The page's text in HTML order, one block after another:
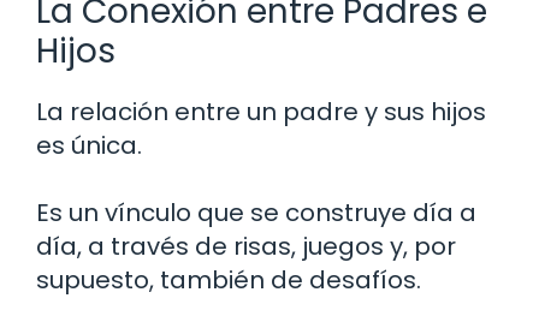
La Conexión entre Padres e
Hijos
La relación entre un padre y sus hijos
es única.
Es un vínculo que se construye día a
día, a través de risas, juegos y, por
supuesto, también de desafíos.